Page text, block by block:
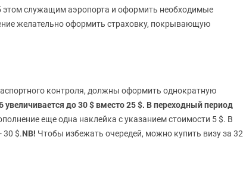
этом служащим аэропорта и оформить необходимые
желательно оформить страховку, покрывающую
контроля, должны оформить однократную
увеличивается до 30 $ вместо 25 $. В переходный период
еще одна наклейка с указанием стоимости 5 $. В
30 $.NB! Чтобы избежать очередей, можно купить визу за 32